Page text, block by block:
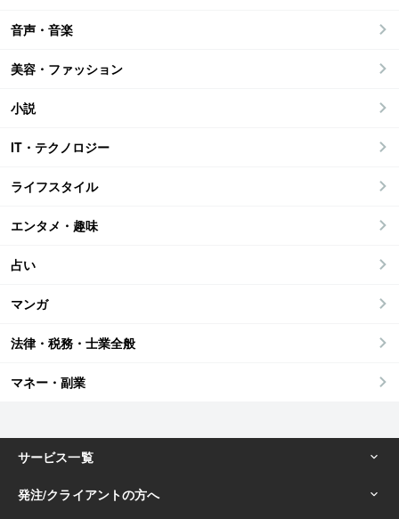
音声・音楽
美容・ファッション
小説
IT・テクノロジー
ライフスタイル
エンタメ・趣味
占い
マンガ
法律・税務・士業全般
マネー・副業